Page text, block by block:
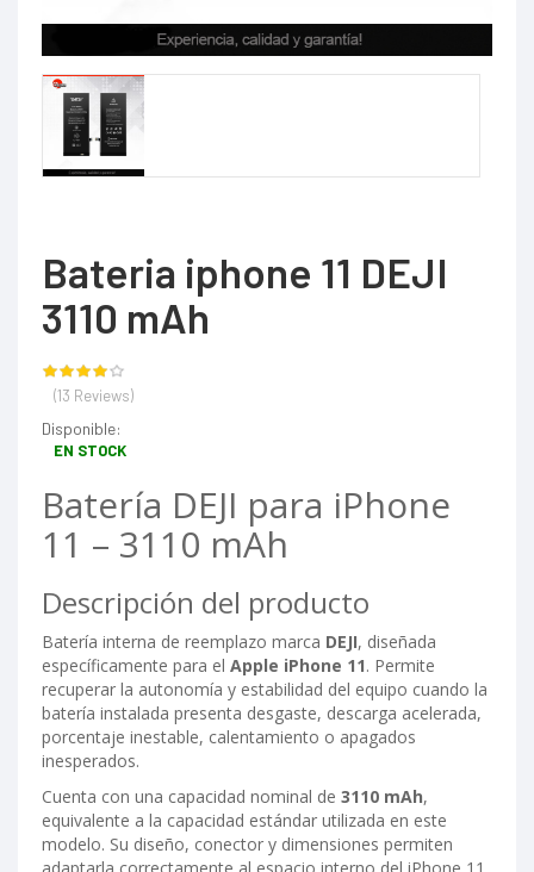
Bateria iphone 11 DEJI
3110 mAh
(13 Reviews)
Disponible:
EN STOCK
Batería DEJI para iPhone
11 – 3110 mAh
Descripción del producto
Batería interna de reemplazo marca DEJI, diseñada
específicamente para el Apple iPhone 11. Permite
recuperar la autonomía y estabilidad del equipo cuando la
batería instalada presenta desgaste, descarga acelerada,
porcentaje inestable, calentamiento o apagados
inesperados.
Cuenta con una capacidad nominal de 3110 mAh,
equivalente a la capacidad estándar utilizada en este
modelo. Su diseño, conector y dimensiones permiten